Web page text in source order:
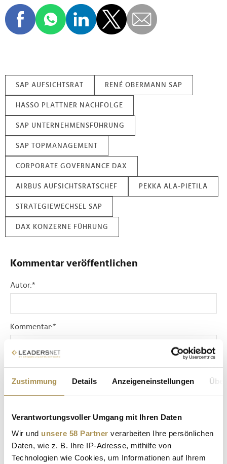
Zustimmung Details Anzeigeneinstellungen
Verantwortungsvoller Umgang mit Ihren Daten
Wir und unsere 58 Partner verarbeiten Ihre persönlichen
Daten, wie z. B. Ihre IP-Adresse, mithilfe von
Technologien wie Cookies, um Informationen auf Ihrem
SAP AUFSICHTSRAT RENÉ OBERMANN SAP
HASSO PLATTNER NACHFOLGE
SAP UNTERNEHMENSFÜHRUNG
SAP TOPMANAGEMENT
CORPORATE GOVERNANCE DAX
AIRBUS AUFSICHTSRATSCHEF PEKKA ALA-PIETILÄ
STRATEGIEWECHSEL SAP
DAX KONZERNE FÜHRUNG
Kommentar veröffentlichen
Autor:*
Kommentar:*
Sicherheitscode bestätigen: